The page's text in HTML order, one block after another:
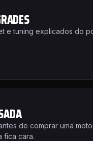
e tuning explicados do
de comprar uma
fica cara.